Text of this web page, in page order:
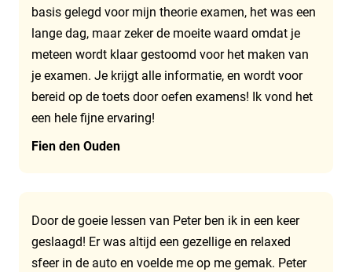
basis gelegd voor mijn theorie examen, het was een
lange dag, maar zeker de moeite waard omdat je
meteen wordt klaar gestoomd voor het maken van
je examen. Je krijgt alle informatie, en wordt voor
bereid op de toets door oefen examens! Ik vond het
een hele fijne ervaring!
Fien den Ouden
Door de goeie lessen van Peter ben ik in een keer
geslaagd! Er was altijd een gezellige en relaxed
sfeer in de auto en voelde me op me gemak. Peter